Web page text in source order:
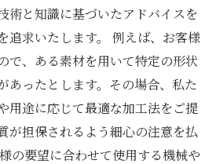
術と知識に基づいたアドバイスを
追求いたします。 例えば、お客様
で、ある素材を用いて特定の形状
あったとします。その場合、私た
用途に応じて最適な加工法をご提
が担保されるよう細心の注意を払
の要望に合わせて使用する機械や